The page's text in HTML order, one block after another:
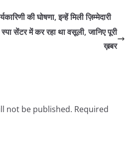
की घोषणा, इन्हें मिली ज़िम्मेदारी
सेंटर में कर रहा था वसूली, जानिए पूरी
ख़बर
not be published. Required